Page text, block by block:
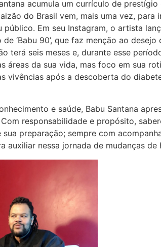
acumula um currículo de prestígio
do Brasil vem, mais uma vez, para
Em seu Instagram, o artista
‘Babu 90’, que faz menção ao
terá seis meses e, durante esse
áreas da sua vida, mas foco em sua
vivências após a descoberta do
e saúde, Babu Santana
responsabilidade e propósito,
preparação; sempre com
auxiliar nessa jornada de mudanças de